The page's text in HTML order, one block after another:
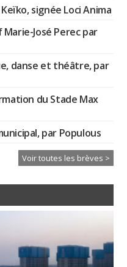
signée Loci Anima
José Perec par
danse et théâtre, par
du Stade Max
par Populous
Voir toutes les brèves >